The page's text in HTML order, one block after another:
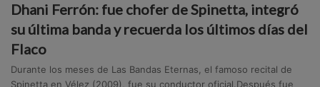
Dhani Ferrón: fue chofer de Spinetta, integró
su última banda y recuerda los últimos días del
Flaco
Durante los meses de Las Bandas Eternas, el famoso recital de
Spinetta en Vélez (2009), fue su conductor oficial.Después fue